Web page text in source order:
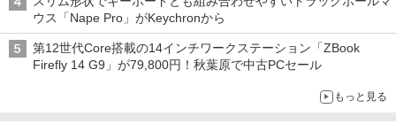
ウス「Nape Pro」がKeychronから
第12世代Core搭載の14インチワークステーション「ZBook
Firefly 14 G9」が79,800円！秋葉原で中古PCセール
もっと見る